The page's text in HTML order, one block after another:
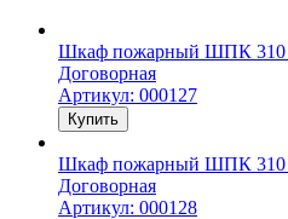
Шкаф пожарный ШПК
Договорная
Артикул: 000127
Купить
Шкаф пожарный ШПК
Договорная
Артикул: 000128